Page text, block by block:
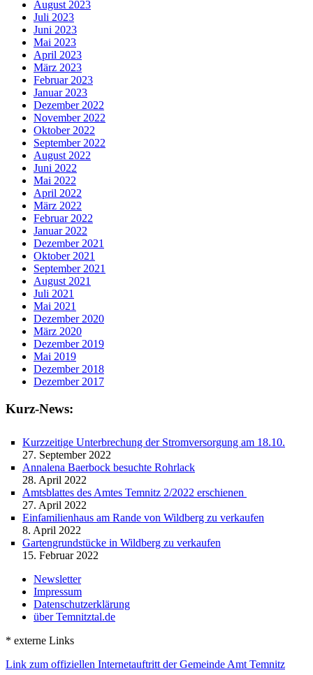
August 2023
Juli 2023
Juni 2023
Mai 2023
April 2023
März 2023
Februar 2023
Januar 2023
Dezember 2022
November 2022
Oktober 2022
September 2022
August 2022
Juni 2022
Mai 2022
April 2022
März 2022
Februar 2022
Januar 2022
Dezember 2021
Oktober 2021
September 2021
August 2021
Juli 2021
Mai 2021
Dezember 2020
März 2020
Dezember 2019
Mai 2019
Dezember 2018
Dezember 2017
Kurz-News:
Kurzzeitige Unterbrechung der Stromversorgung am 18.10.
27. September 2022
Annalena Baerbock besuchte Rohrlack
28. April 2022
Amtsblattes des Amtes Temnitz 2/2022 erschienen
27. April 2022
Einfamilienhaus am Rande von Wildberg zu verkaufen
8. April 2022
Gartengrundstücke in Wildberg zu verkaufen
15. Februar 2022
Newsletter
Impressum
Datenschutzerklärung
über Temnitztal.de
* externe Links
Link zum offiziellen Internetauftritt der Gemeinde Amt Temnitz